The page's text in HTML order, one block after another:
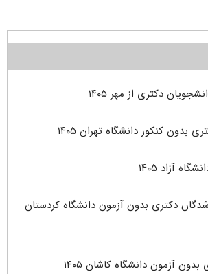
دکتری از مهر ۱۴۰۵
بدون کنکور دانشگاه تهران ۱۴۰۵
آزاد ۱۴۰۵
دکتری بدون آزمون دانشگاه کردستان
آزمون دانشگاه کاشان ۱۴۰۵